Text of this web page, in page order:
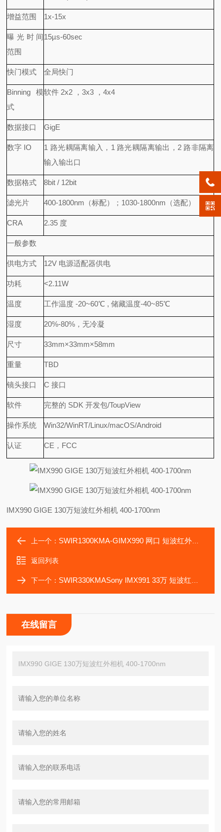
增益范围 1x-15x
曝光时间
范围
15µs-60sec
快门模式 全局快门
Binning 模
式
软件 2x2 ，3x3 ，4x4
数据接口 GigE
数字 IO
1 路光耦隔离输入，1 路光耦隔离输出，2 路非隔离
输入输出口
数据格式 8bit / 12bit
滤光片 400-1800nm（标配）；1030-1800nm（选配）
CRA 2.35 度
一般参数
供电方式 12V 电源适配器供电
功耗 <2.11W
温度 工作温度 -20~60℃ , 储藏温度-40~85℃
湿度 20%-80%，无冷凝
尺寸 33mm×33mm×58mm
重量 TBD
镜头接口 C 接口
软件 完整的 SDK 开发包/ToupView
操作系统 Win32/WinRT/Linux/macOS/Android
认证 CE，FCC
IMX990 GIGE 130万短波红外相机 400-1700nm
上一个： SWIR1300KMA-GIMX990 网口 短波红外制冷相机 铟镓砷
返回列表
下一个： SWIR330KMASony IMX991 33万 短波红外相机 400-1700nm
在线留言